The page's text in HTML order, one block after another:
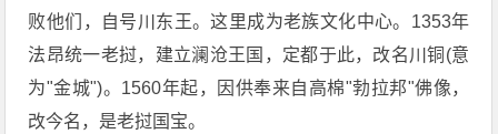
败他们，自号川东王。这里成为老族文化中心。1353年
法昂统一老挝，建立澜沧王国，定都于此，改名川铜(意
为"金城")。1560年起，因供奉来自高棉"勃拉邦"佛像，
改今名，是老挝国宝。